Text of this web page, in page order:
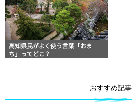
高知県民がよく使う言葉「おま
ち」ってどこ？
おすすめ記事